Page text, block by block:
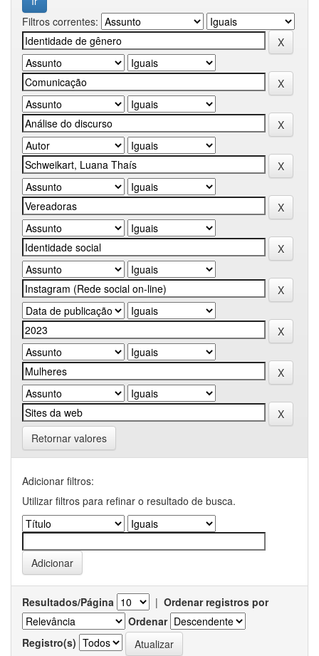
Filtros correntes:
Retornar valores
Adicionar filtros:
Utilizar filtros para refinar o resultado de busca.
Resultados/Página | Ordenar registros por
Ordenar
Registro(s)